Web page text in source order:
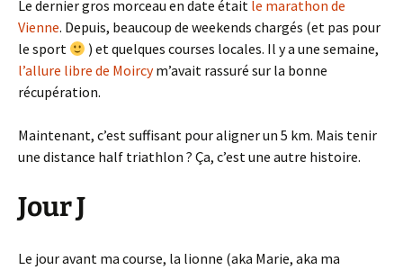
Le dernier gros morceau en date était le marathon de
Vienne. Depuis, beaucoup de weekends chargés (et pas pour
le sport
) et quelques courses locales. Il y a une semaine,
l’allure libre de Moircym’avait rassuré sur la bonne
récupération.
Maintenant, c’est suffisant pour aligner un 5 km. Mais tenir
une distance half triathlon ? Ça, c’est une autre histoire.
Jour J
Le jour avant ma course, la lionne (aka Marie, aka ma